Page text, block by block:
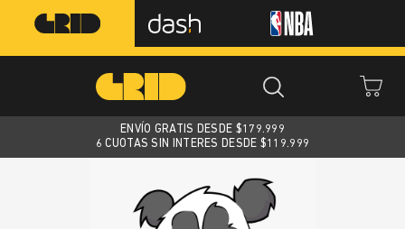
ENVÍO GRATIS DESDE $179.999
6 CUOTAS SIN INTERES DESDE $119.999